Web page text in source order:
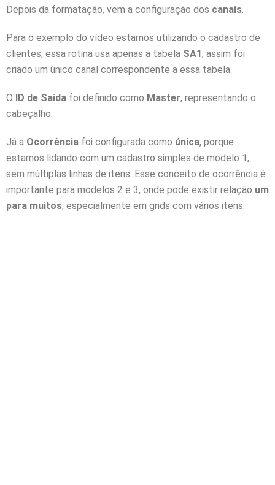
Depois da formatação, vem a configuração dos canais
Para o exemplo do vídeo estamos utilizando o cadastro de
clientes, essa rotina usa apenas a tabela SA1, assim foi
criado um único canal correspondente a essa tabela.
O ID de Saída foi definido como Master, representando o
cabeçalho.
Já a Ocorrência foi configurada como única, porque
estamos lidando com um cadastro simples de modelo 1,
sem múltiplas linhas de itens. Esse conceito de ocorrência é
importante para modelos 2 e 3, onde pode existir relação um
para muitos, especialmente em grids com vários itens.